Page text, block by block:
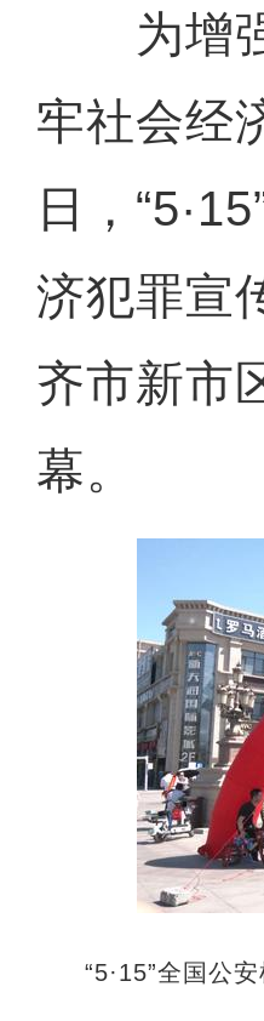
为增强
牢社会经
日，
济犯罪宣
齐市新市
幕。
“5·15”全国公